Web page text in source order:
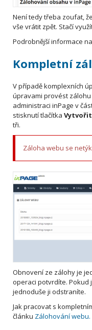
Není tedy třeba zoufat,
vše vrátit zpět. Stačí
Podrobnější informace
Kompletní
V případě komplexních
úpravami provést
administraci inPage v
stisknutí tlačítka
tři.
Záloha webu se
Obnovení ze zálohy je
operaci potvrdíte.
jednoduše ji odstraníte.
Jak pracovat s
článku Zálohování webu.